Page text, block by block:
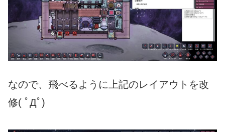
なので、飛べるように上記のレイアウトを改
修( ﾟДﾟ)